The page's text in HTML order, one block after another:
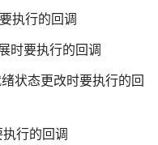
执行的回调
时要执行的回调
状态更改时要执行的回
行的回调